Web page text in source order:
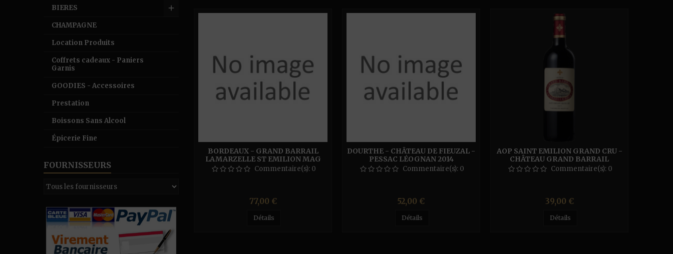
BIERES
CHAMPAGNE
Location Produits
Coffrets cadeaux - Paniers
Garnis
GOODIES - Accessoires
Prestation
Boissons Sans Alcool
Épicerie Fine
FOURNISSEURS
BORDEAUX - GRAND BARRAIL
LAMARZELLE ST EMILION MAG
Commentaire(s): 0
Prix
77,00 €
Détails
DOURTHE - CHÂTEAU DE FIEUZAL -
PESSAC LÉOGNAN 2014
Commentaire(s): 0
Prix
52,00 €
Détails
AOP SAINT EMILION GRAND CRU -
CHÂTEAU GRAND BARRAIL
LAMARZELLE FIGEAC 2018 -
Commentaire(s): 0
Prix
39,00 €
Détails